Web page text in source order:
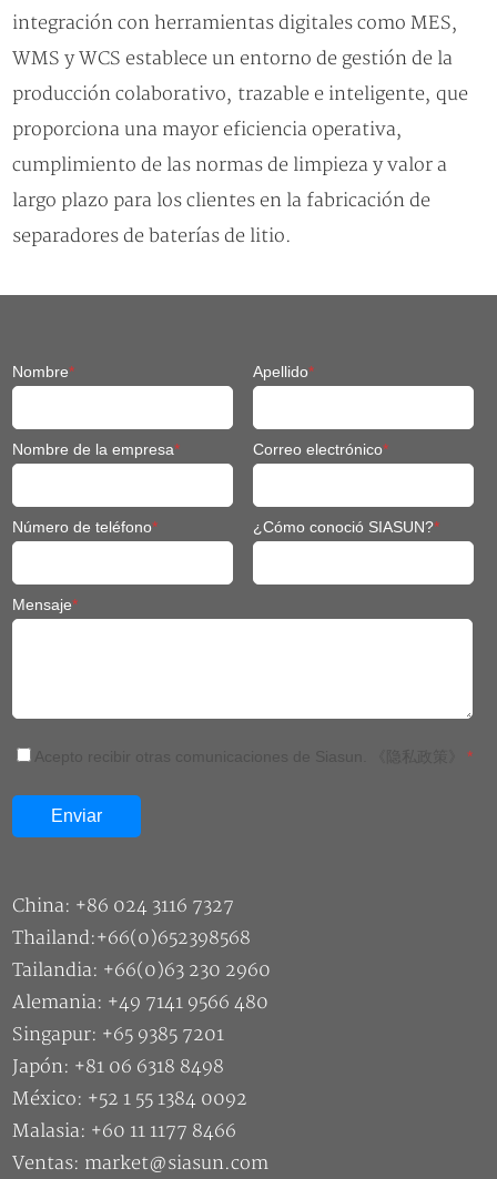
integración con herramientas digitales como MES,
WMS y WCS establece un entorno de gestión de la
producción colaborativo, trazable e inteligente, que
proporciona una mayor eficiencia operativa,
cumplimiento de las normas de limpieza y valor a
largo plazo para los clientes en la fabricación de
separadores de baterías de litio.
Nombre* Apellido*
Nombre de la empresa* Correo electrónico*
Número de teléfono* ¿Cómo conoció SIASUN?*
Mensaje*
*
China: +86 024 3116 7327
Thailand:+66(0)652398568
Tailandia: +66(0)63 230 2960
Alemania: +49 7141 9566 480
Singapur: +65 9385 7201
Japón: +81 06 6318 8498
México: +52 1 55 1384 0092
Malasia: +60 11 1177 8466
Ventas: market@siasun.com